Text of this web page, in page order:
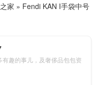
家 » Fendi KAN I手袋中号
趣的事儿，及奢侈品包包资